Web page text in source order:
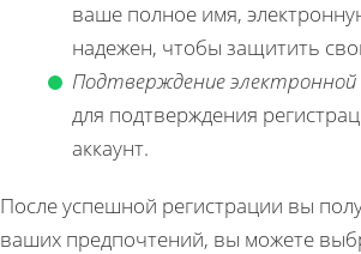
ваше полное имя,
надежен, чтобы защитить
Подтверждение
для подтверждения
аккаунт.
После успешной регистрации вы
ваших предпочтений, вы можете